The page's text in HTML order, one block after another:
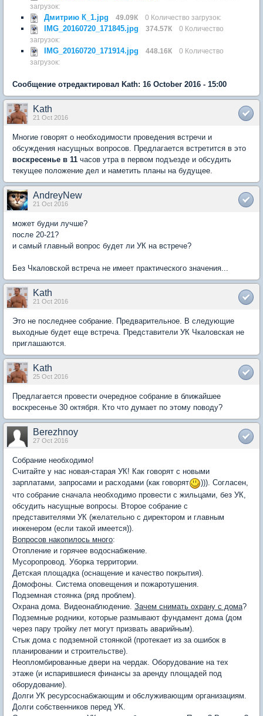
загрузок:
Дмитрию К_1.jpg 49.09К 0 Количество загрузок:
IMG_20160720_171845.jpg 374.57К
0 Количество
загрузок:
IMG_20160720_171914.jpg 448.16К
0 Количество
загрузок:
Сообщение отредактировал Kath: 16 October 2016 - 15:00
Kath
21 Oct 2016
Многие говорят о необходимости проведения встречи и
обсуждения насущных вопросов. Предлагается встретится в это
воскресенье в 11 часов утра в первом подъезде и обсудить
текущее положение дел и наметить планы на будущее.
AndreyNew
21 Oct 2016
может будни лучше?
после 20-21?
и самый главный вопрос будет ли УК на встрече?
Без Чкаловской встреча не имеет практического значения...
Kath
21 Oct 2016
Это не последнее собрание. Предварительное. В следующие
выходные будет еще встреча. Представители УК Чкаловская не
приглашаются.
Kath
25 Oct 2016
Предлагается провести очередное собрание в ближайшее
воскресенье 30 октября. Кто что думает по этому поводу?
Berezhnoy
27 Oct 2016
Собрание необходимо!
Считайте у нас новая-старая УК! Как говорят с новыми
зарплатами, запросами и расходами (как говорят
))). Согласен,
что собрание сначала необходимо провести с жильцами, без УК,
обсудить насущные вопросы. Второе собрание с
представителями УК (желательно с директором и главным
инженером (если такой имеется)).
Вопросов накопилось много:
Отопление и горячее водоснабжение.
Мусоропровод. Уборка территории.
Детская площадка (оснащение и качество покрытия).
Домофоны. Система оповещения и пожаротушения.
Подземная стоянка (ряд проблем).
Охрана дома. Видеонаблюдение. Зачем снимать охрану с дома?
Подземные родники, которые размывают фундамент дома (дом
через пару тройку лет могут призвать аварийным).
Стык дома с подземной стоянкой (протекает из за ошибок в
планировании и строительстве).
Неопломбированные двери на чердак. Оборудование на тех
этаже (и испарившиеся финансы за аренду площадей под
оборудование).
Долги УК ресурсоснабжающим и обслуживающим организациям.
Долги собственников перед УК.